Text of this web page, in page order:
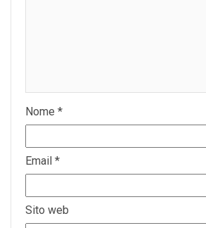
Nome *
Email *
Sito web